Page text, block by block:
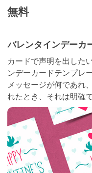
無料
カードで声明を出した
ンデーカードテンプレ
メッセージが何であれ
れたとき、それは明確